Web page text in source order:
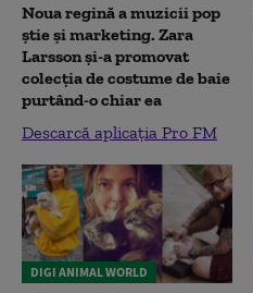
Noua regină a muzicii pop
știe și marketing. Zara
Larsson și-a promovat
colecția de costume de baie
purtând-o chiar ea
Descarcă aplicația Pro FM
DIGI ANIMAL WORLD